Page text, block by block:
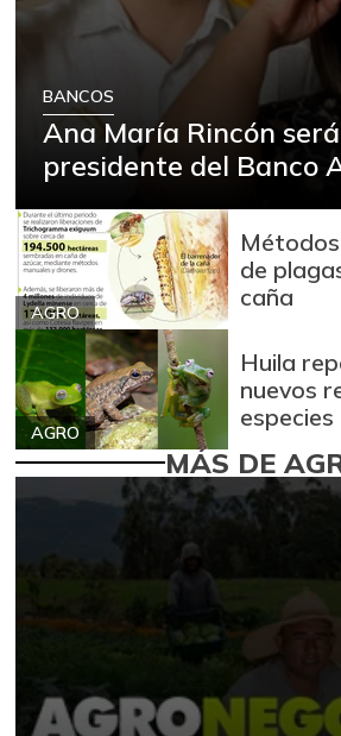
BANCOS
Ana María Rincón
presidente del Banco
AGRO
de
caña
AGRO
Huila
nuevos
MÁS DE